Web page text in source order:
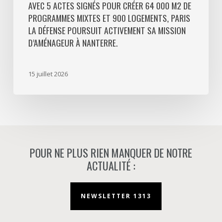
Défense
poursuit
activement
AVEC 5 ACTES SIGNÉS POUR CRÉER 64 000 M2 DE
PROGRAMMES MIXTES ET 900 LOGEMENTS, PARIS
LA DÉFENSE POURSUIT ACTIVEMENT SA MISSION
D’AMÉNAGEUR À NANTERRE.
15 juillet 2026
POUR NE PLUS RIEN MANQUER DE NOTRE
ACTUALITÉ :
NEWSLETTER 1313